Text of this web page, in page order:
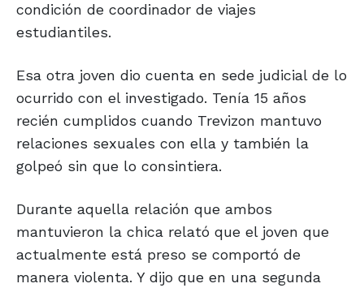
condición de coordinador de viajes
estudiantiles.
Esa otra joven dio cuenta en sede judicial de lo
ocurrido con el investigado. Tenía 15 años
recién cumplidos cuando Trevizon mantuvo
relaciones sexuales con ella y también la
golpeó sin que lo consintiera.
Durante aquella relación que ambos
mantuvieron la chica relató que el joven que
actualmente está preso se comportó de
manera violenta. Y dijo que en una segunda